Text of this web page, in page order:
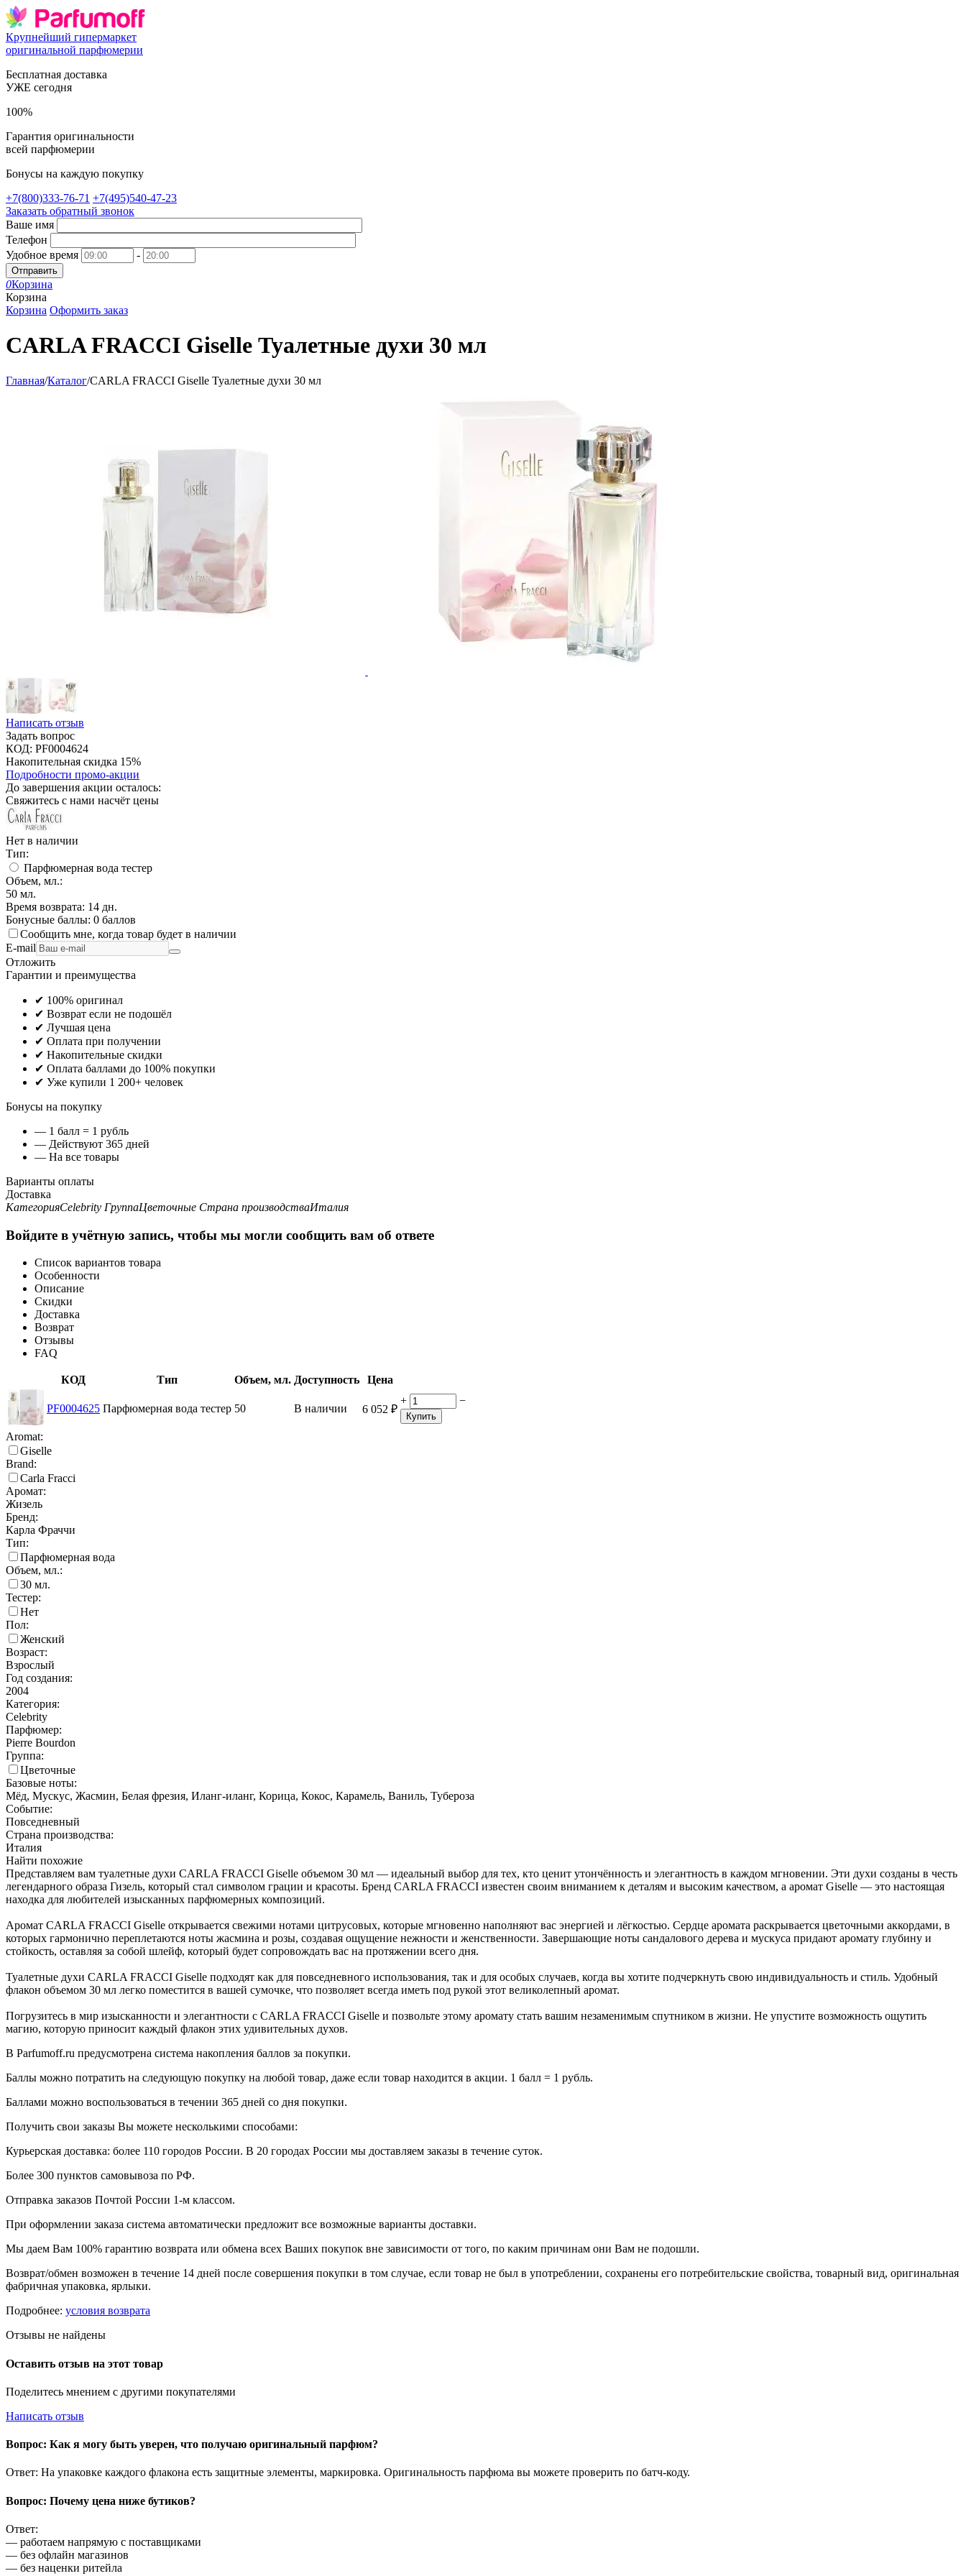
Крупнейший гипермаркет
оригинальной парфюмерии
Бесплатная доставка
УЖЕ сегодня
100%
Гарантия оригинальности
всей парфюмерии
Бонусы на каждую покупку
+7(800)333-76-71 +7(495)540-47-23
Заказать обратный звонок
Ваше имя
Телефон
Удобное время
-
Отправить
0Корзина
Корзина
Корзина Оформить заказ
CARLA FRACCI Giselle Туалетные духи 30 мл
Главная/Каталог/CARLA FRACCI Giselle Туалетные духи 30 мл
Написать отзыв
Задать вопрос
КОД: PF0004624
Накопительная скидка 15%
Подробности промо-акции
До завершения акции осталось:
Свяжитесь с нами насчёт цены
Нет в наличии
Тип:
Парфюмерная вода тестер
Объем, мл.:
50 мл.
Время возврата: 14 дн.
Бонусные баллы: 0 баллов
Сообщить мне, когда товар будет в наличии
E-mail
Отложить
Гарантии и преимущества
✔ 100% оригинал
✔ Возврат если не подошёл
✔ Лучшая цена
✔ Оплата при получении
✔ Накопительные скидки
✔ Оплата баллами до 100% покупки
✔ Уже купили 1 200+ человек
Бонусы на покупку
— 1 балл = 1 рубль
— Действуют 365 дней
— На все товары
Варианты оплаты
Доставка
КатегорияCelebrity ГруппаЦветочные Страна производстваИталия
Войдите в учётную запись, чтобы мы могли сообщить вам об ответе
Список вариантов товара
Особенности
Описание
Скидки
Доставка
Возврат
Отзывы
FAQ
КОД Тип Объем, мл. Доступность Цена
PF0004625 Парфюмерная вода тестер 50 В наличии 6 052 ₽
+ −
Купить
Aromat:
Giselle
Brand:
Carla Fracci
Аромат:
Жизель
Бренд:
Карла Фраччи
Тип:
Парфюмерная вода
Объем, мл.:
30 мл.
Тестер:
Нет
Пол:
Женский
Возраст:
Взрослый
Год создания:
2004
Категория:
Celebrity
Парфюмер:
Pierre Bourdon
Группа:
Цветочные
Базовые ноты:
Мёд, Мускус, Жасмин, Белая фрезия, Иланг-иланг, Корица, Кокос, Карамель, Ваниль, Тубероза
Событие:
Повседневный
Страна производства:
Италия
Найти похожие
Представляем вам туалетные духи CARLA FRACCI Giselle объемом 30 мл — идеальный выбор для тех, кто ценит утончённость и элегантность в каждом мгновении. Эти духи созданы в честь
легендарного образа Гизель, который стал символом грации и красоты. Бренд CARLA FRACCI известен своим вниманием к деталям и высоким качеством, а аромат Giselle — это настоящая
находка для любителей изысканных парфюмерных композиций.
Аромат CARLA FRACCI Giselle открывается свежими нотами цитрусовых, которые мгновенно наполняют вас энергией и лёгкостью. Сердце аромата раскрывается цветочными аккордами, в
которых гармонично переплетаются ноты жасмина и розы, создавая ощущение нежности и женственности. Завершающие ноты сандалового дерева и мускуса придают аромату глубину и
стойкость, оставляя за собой шлейф, который будет сопровождать вас на протяжении всего дня.
Туалетные духи CARLA FRACCI Giselle подходят как для повседневного использования, так и для особых случаев, когда вы хотите подчеркнуть свою индивидуальность и стиль. Удобный
флакон объемом 30 мл легко поместится в вашей сумочке, что позволяет всегда иметь под рукой этот великолепный аромат.
Погрузитесь в мир изысканности и элегантности с CARLA FRACCI Giselle и позвольте этому аромату стать вашим незаменимым спутником в жизни. Не упустите возможность ощутить
магию, которую приносит каждый флакон этих удивительных духов.
В Parfumoff.ru предусмотрена система накопления баллов за покупки.
Баллы можно потратить на следующую покупку на любой товар, даже если товар находится в акции. 1 балл = 1 рубль.
Баллами можно воспользоваться в течении 365 дней со дня покупки.
Получить свои заказы Вы можете несколькими способами:
Курьерская доставка: более 110 городов России. В 20 городах России мы доставляем заказы в течение суток.
Более 300 пунктов самовывоза по РФ.
Отправка заказов Почтой России 1-м классом.
При оформлении заказа система автоматически предложит все возможные варианты доставки.
Мы даем Вам 100% гарантию возврата или обмена всех Ваших покупок вне зависимости от того, по каким причинам они Вам не подошли.
Возврат/обмен возможен в течение 14 дней после совершения покупки в том случае, если товар не был в употреблении, сохранены его потребительские свойства, товарный вид, оригинальная
фабричная упаковка, ярлыки.
Подробнее: условия возврата
Отзывы не найдены
Оставить отзыв на этот товар
Поделитесь мнением с другими покупателями
Написать отзыв
Вопрос: Как я могу быть уверен, что получаю оригинальный парфюм?
Ответ: На упаковке каждого флакона есть защитные элементы, маркировка. Оригинальность парфюма вы можете проверить по батч-коду.
Вопрос: Почему цена ниже бутиков?
Ответ:
— работаем напрямую с поставщиками
— без офлайн магазинов
— без наценки ритейла